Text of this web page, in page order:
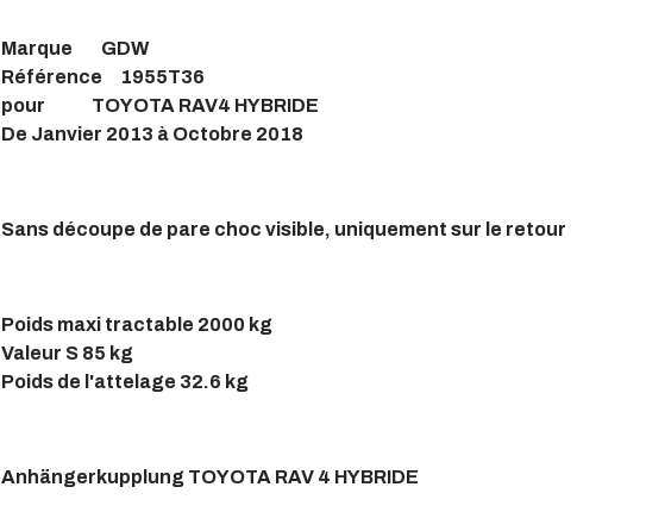
Marque GDW
Référence 1955T36
pour TOYOTA RAV4 HYBRIDE
De Janvier 2013 à Octobre 2018
Sans découpe de pare choc visible, uniquement sur le retour
Poids maxi tractable 2000 kg
Valeur S 85 kg
Poids de l'attelage 32.6 kg
Anhängerkupplung TOYOTA RAV 4 HYBRIDE